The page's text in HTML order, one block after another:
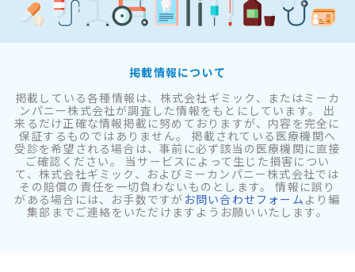
掲載情報について
掲載している各種情報は、株式会社ギミック、またはミーカ
ンパニー株式会社が調査した情報をもとにしています。 出
来るだけ正確な情報掲載に努めておりますが、内容を完全に
保証するものではありません。 掲載されている医療機関へ
受診を希望される場合は、事前に必ず該当の医療機関に直接
ご確認ください。 当サービスによって生じた損害につい
て、株式会社ギミック、およびミーカンパニー株式会社では
その賠償の責任を一切負わないものとします。 情報に誤り
がある場合には、お手数ですが お問い合わせフォーム より編
集部までご連絡をいただけますようお願いいたします。